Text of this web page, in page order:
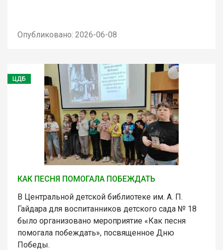
Опубликовано: 2026-06-08
ЦДБ
КАК ПЕСНЯ ПОМОГАЛА ПОБЕЖДАТЬ
В Центральной детской библиотеке им. А. П.
Гайдара для воспитанников детского сада № 18
было организовано мероприятие «Как песня
помогала побеждать», посвященное Дню
Победы.